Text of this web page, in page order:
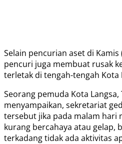
Selain pencurian aset di
pencuri juga membuat rusak
terletak di tengah-tengah Kota
Seorang pemuda Kota Langsa,
menyampaikan, sekretariat
tersebut jika pada malam hari
kurang bercahaya atau gelap,
terkadang tidak ada aktivitas